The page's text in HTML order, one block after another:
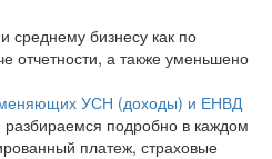
среднему бизнесу как по
отчетности, а также уменьшено
УСН (доходы) и ЕНВД
подробно в каждом
платеж, страховые